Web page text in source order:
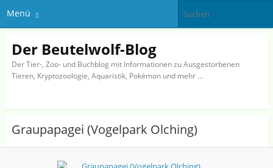
Menü
Der Beutelwolf-Blog
Der Tier-, Zoo- und Buchblog mit Informationen zu Ausgestorbenen
Tieren, Kryptozoologie, Aquaristik, Pokémon und mehr …
Graupapagei (Vogelpark Olching)